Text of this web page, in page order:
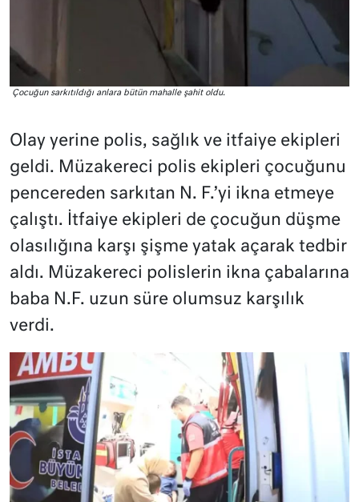
Çocuğun sarkıtıldığı anlara bütün mahalle şahit oldu.
Olay yerine polis, sağlık ve itfaiye ekipleri
geldi. Müzakereci polis ekipleri çocuğunu
pencereden sarkıtan N. F.’yi ikna etmeye
çalıştı. İtfaiye ekipleri de çocuğun düşme
olasılığına karşı şişme yatak açarak tedbir
aldı. Müzakereci polislerin ikna çabalarına
baba N.F. uzun süre olumsuz karşılık
verdi.